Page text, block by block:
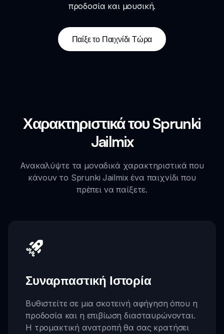
προδοσία και μουσική.
Παίξε το Παιχνίδι Τώρα
Χαρακτηριστικά του Sprunki
Jailmix
Ανακαλύψτε τα μοναδικά χαρακτηριστικά που
κάνουν το Sprunki Jailmix ένα παιχνίδι που
πρέπει να παίξετε.
Συναρπαστική Ιστορία
Βυθιστείτε σε μια σκοτεινή αφήγηση όπου η
προδοσία και η επιβίωση διασταυρώνονται.
Η τρομακτική ανατροπή θα σας κρατήσει